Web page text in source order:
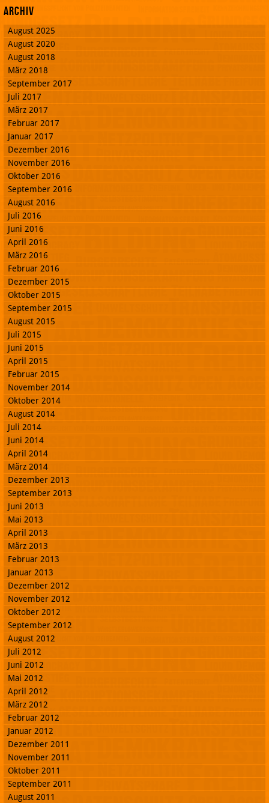
Archiv
August 2025
August 2020
August 2018
März 2018
September 2017
Juli 2017
März 2017
Februar 2017
Januar 2017
Dezember 2016
November 2016
Oktober 2016
September 2016
August 2016
Juli 2016
Juni 2016
April 2016
März 2016
Februar 2016
Dezember 2015
Oktober 2015
September 2015
August 2015
Juli 2015
Juni 2015
April 2015
Februar 2015
November 2014
Oktober 2014
August 2014
Juli 2014
Juni 2014
April 2014
März 2014
Dezember 2013
September 2013
Juni 2013
Mai 2013
April 2013
März 2013
Februar 2013
Januar 2013
Dezember 2012
November 2012
Oktober 2012
September 2012
August 2012
Juli 2012
Juni 2012
Mai 2012
April 2012
März 2012
Februar 2012
Januar 2012
Dezember 2011
November 2011
Oktober 2011
September 2011
August 2011